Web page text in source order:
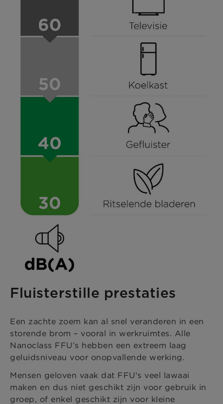
Fluisterstille prestaties
Een zachte zoem kan al snel veranderen in een
storende brom – vooral in werkruimtes. Alle
Nanoclass FFU’s hebben een extreem laag
geluidsniveau voor onopvallende werking.
Mensen geloven vaak dat FFU's veel lawaai
maken en dus niet geschikt zijn voor gebruik in
groep, of enkel geschikt zijn voor kleine